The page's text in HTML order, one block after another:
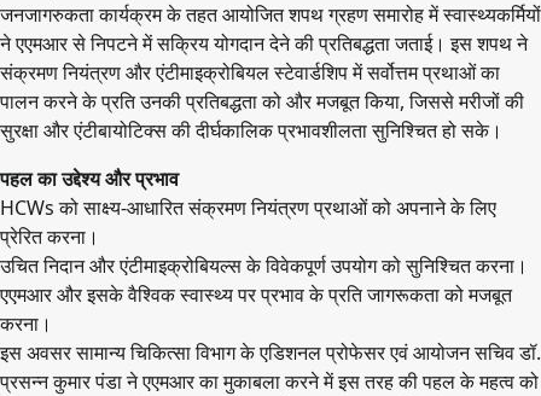
जनजागरुकता कार्यक्रम के तहत आयोजित शपथ ग्रहण समारोह में स्वास्थ्यकर्मियों
ने एएमआर से निपटने में सक्रिय योगदान देने की प्रतिबद्धता जताई। इस शपथ ने
संक्रमण नियंत्रण और एंटीमाइक्रोबियल स्टेवार्डशिप में सर्वोत्तम प्रथाओं का
पालन करने के प्रति उनकी प्रतिबद्धता को और मजबूत किया, जिससे मरीजों की
सुरक्षा और एंटीबायोटिक्स की दीर्घकालिक प्रभावशीलता सुनिश्चित हो सके।
पहल का उद्देश्य और प्रभाव
HCWs को साक्ष्य-आधारित संक्रमण नियंत्रण प्रथाओं को अपनाने के लिए
प्रेरित करना।
उचित निदान और एंटीमाइक्रोबियल्स के विवेकपूर्ण उपयोग को सुनिश्चित करना।
एएमआर और इसके वैश्विक स्वास्थ्य पर प्रभाव के प्रति जागरूकता को मजबूत
करना।
इस अवसर सामान्य चिकित्सा विभाग के एडिशनल प्रोफेसर एवं आयोजन सचिव डॉ.
प्रसन्न कुमार पंडा ने एएमआर का मुकाबला करने में इस तरह की पहल के महत्व को